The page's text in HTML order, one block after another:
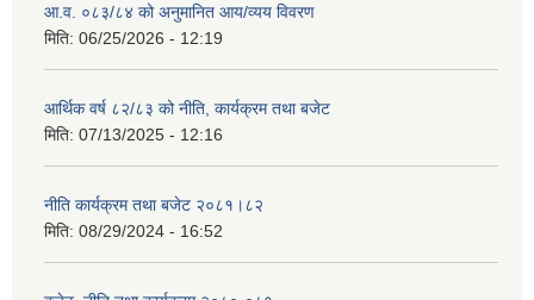
आ.व. ०८३/८४ को अनुमानित आय/व्यय विवरण
मिति: 06/25/2026 - 12:19
आर्थिक वर्ष ८२/८३ को नीति, कार्यक्रम तथा बजेट
मिति: 07/13/2025 - 12:16
नीति कार्यक्रम तथा बजेट २०८१।८२
मिति: 08/29/2024 - 16:52